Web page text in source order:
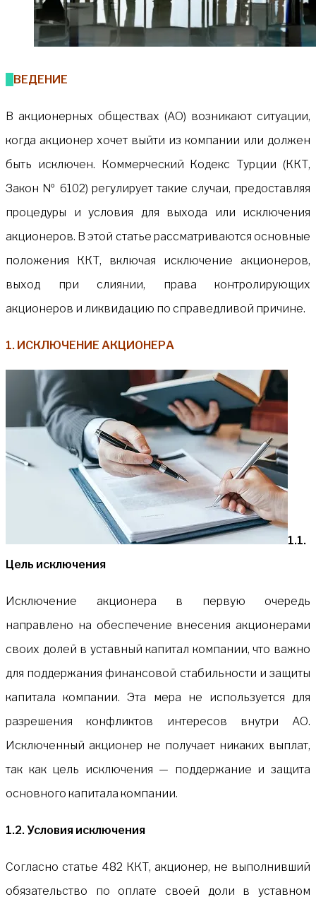
ВВЕДЕНИЕ
В акционерных обществах (АО) возникают ситуации,
когда акционер хочет выйти из компании или должен
быть исключен. Коммерческий Кодекс Турции (ККТ,
Закон № 6102) регулирует такие случаи, предоставляя
процедуры и условия для выхода или исключения
акционеров. В этой статье рассматриваются основные
положения ККТ, включая исключение акционеров,
выход при слиянии, права контролирующих
акционеров и ликвидацию по справедливой причине.
1. ИСКЛЮЧЕНИЕ АКЦИОНЕРА
1.1.
Цель исключения
Исключение акционера в первую очередь
направлено на обеспечение внесения акционерами
своих долей в уставный капитал компании, что важно
для поддержания финансовой стабильности и защиты
капитала компании. Эта мера не используется для
разрешения конфликтов интересов внутри АО.
Исключенный акционер не получает никаких выплат,
так как цель исключения — поддержание и защита
основного капитала компании.
1.2. Условия исключения
Согласно статье 482 ККТ, акционер, не выполнивший
обязательство по оплате своей доли в уставном